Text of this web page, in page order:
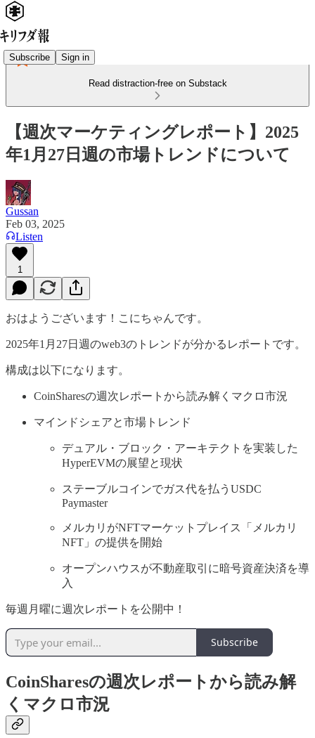
Subscribe Sign in
Read distraction-free on Substack
【週次マーケティングレポート】2025
年1月27日週の市場トレンドについて
Gussan
Feb 03, 2025
Listen
1
おはようございます！こにちゃんです。
2025年1月27日週のweb3のトレンドが分かるレポートです。
構成は以下になります。
CoinSharesの週次レポートから読み解くマクロ市況
マインドシェアと市場トレンド
デュアル・ブロック・アーキテクトを実装した
HyperEVMの展望と現状
ステーブルコインでガス代を払うUSDC
Paymaster
メルカリがNFTマーケットプレイス「メルカリ
NFT」の提供を開始
オープンハウスが不動産取引に暗号資産決済を導
入
毎週月曜に週次レポートを公開中！
Subscribe
CoinSharesの週次レポートから読み解
くマクロ市況